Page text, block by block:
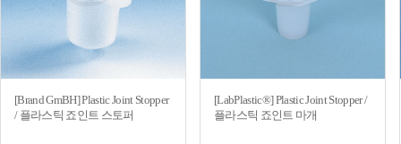
[Brand GmBH] Plastic Joint Stopper
/ 플라스틱 죠인트 스토퍼
[LabPlastic®] Plastic Joint Stopper /
플라스틱 죠인트 마개